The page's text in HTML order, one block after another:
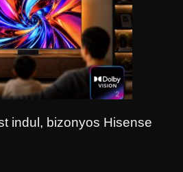
indul, bizonyos Hisense